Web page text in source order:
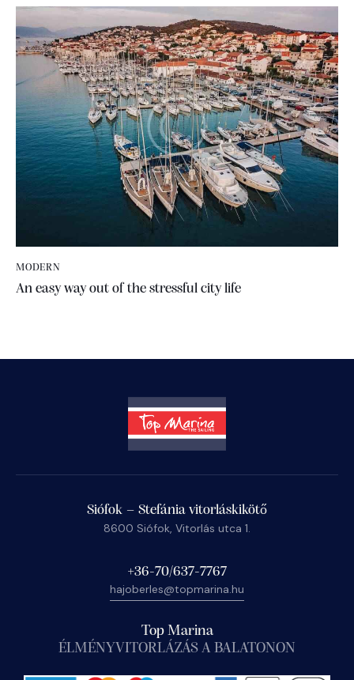
MODERN
An easy way out of the stressful city life
Siófok – Stefánia vitorláskikötő
8600 Siófok, Vitorlás utca 1.
+36-70/637-7767
hajoberles@topmarina.hu
Top Marina
ÉLMÉNYVITORLÁZÁS A BALATONON